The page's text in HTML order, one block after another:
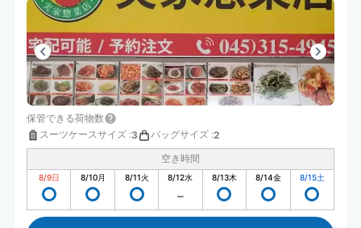
保管できる荷物数
スーツケースサイズ :3 バッグサイズ :2
空き時間
8/9日 8/10月 8/11火 8/12水 8/13木 8/14金 8/15土